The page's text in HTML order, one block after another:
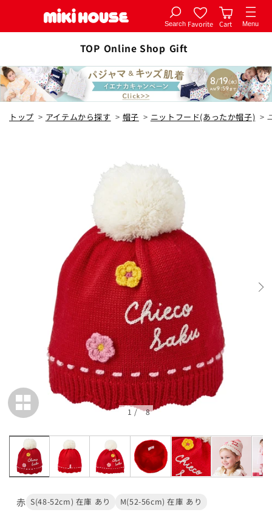
コンテ
Search Favorite Cart Menu
TOP Online Shop Gift
トップ > アイテムから探す > 帽子 > ニットフード(あったか帽子) >
1 / 8
赤 S(48-52cm) 在庫 あり M(52-56cm) 在庫 あり
カートに追加
全2色
赤
在庫 あり
カートに追加
アイボリー
S(48-52cm)
¥19,800
残り4点
カートに追加
M(52-56cm)
¥19,800
在庫 あり
カートに追加
閉じる